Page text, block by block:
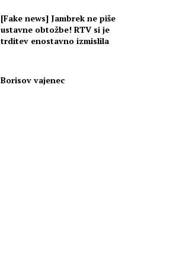
[Fake news] Jambrek ne piše
ustavne obtožbe! RTV si je
trditev enostavno izmislila
Borisov vajenec